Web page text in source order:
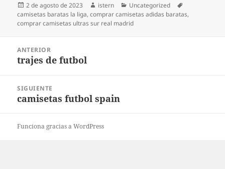
Publicado
el
2 de agosto de 2023 Autor
istern Categorías
Uncategorized
camisetas baratas la liga,comprar camisetas adidas baratas,
comprar camisetas ultras sur real madrid
entradas
ANTERIOR
Entrada
trajes de futbol
SIGUIENTE
Entrada
camisetas futbol spain
Funciona gracias a WordPress